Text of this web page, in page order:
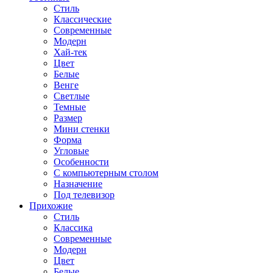
Стиль
Классические
Современные
Модерн
Хай-тек
Цвет
Белые
Венге
Светлые
Темные
Размер
Мини стенки
Форма
Угловые
Особенности
С компьютерным столом
Назначение
Под телевизор
Прихожие
Стиль
Классика
Современные
Модерн
Цвет